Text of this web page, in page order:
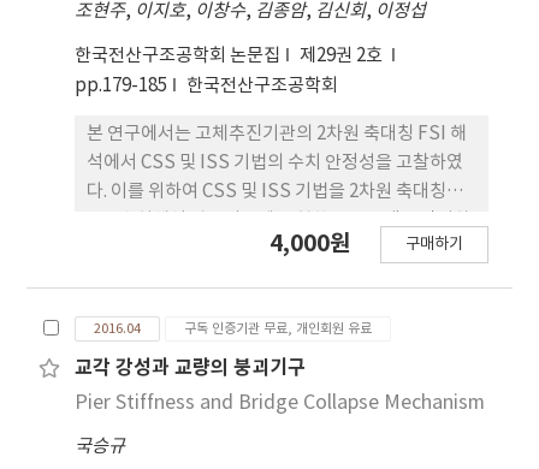
량 상호작용 저감 효과가 뛰어난 것으로 확인되었다.
반면 슬라이딩 궤도는 온도하중에 의해 높은 슬래브
축력이 발생되므로, 궤도 설계 시 슬래브 축력에 대한
단면 설계에 주의를 기울일 필요가 있다.
조현주, 이지호, 이창수, 김종암, 김신회, 이정섭
한국전산구조공학회 논문집
제29권 2호
pp.179-185
한국전산구조공학회
본 연구에서는 고체추진기관의 2차원 축대칭 FSI 해
석에서 CSS 및 ISS 기법의 수치 안정성을 고찰하였
다. 이를 위하여 CSS 및 ISS 기법을 2차원 축대칭
고, 이를 ACM 및 BCM 고체추진기관의 복합거동 해
효과적인지 검토하였다. 연구결과, ISS 기법을 적용
한 FSI 해석은 시스템 시간간격이 작아질수록 수치적
수렴성을 보이며, CSS 기법과 다르게 시간이 진행되
있었다. 이를 통하여 ISS 기법을 사용하면 ACM 및
4,000원 구매하기
2016.04 구독 인증기관 무료, 개인회원 유료
교각 강성과 교량의 붕괴기구
Pier Stiffness and Bridge Collapse Mechanism
국승규